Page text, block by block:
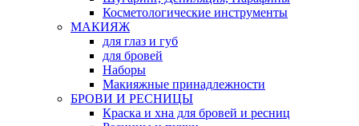
Косметологические инструменты
МАКИЯЖ
для глаз и губ
для бровей
Наборы
Макияжные принадлежности
БРОВИ И РЕСНИЦЫ
Краска и хна для бровей и ресниц